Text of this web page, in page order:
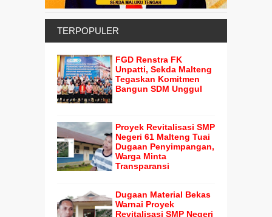
TERPOPULER
FGD Renstra FK
Unpatti, Sekda Malteng
Tegaskan Komitmen
Bangun SDM Unggul
Proyek Revitalisasi SMP
Negeri 61 Malteng Tuai
Dugaan Penyimpangan,
Warga Minta
Transparansi
Dugaan Material Bekas
Warnai Proyek
Revitalisasi SMP Negeri